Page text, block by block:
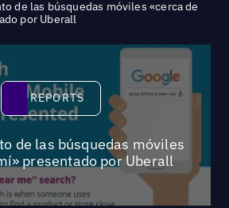
de las búsquedas móviles «cerca de
por Uberall
Reports
REPORTS
de las búsquedas móviles
presentado por Uberall